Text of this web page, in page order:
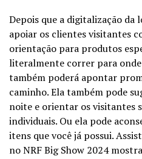
Depois que a digitalização da
apoiar os clientes visitantes
orientação para produtos
literalmente correr para onde
também poderá apontar
caminho. Ela também pode
noite e orientar os visitantes
individuais. Ou ela pode
itens que você já possui.
no NRF Big Show 2024